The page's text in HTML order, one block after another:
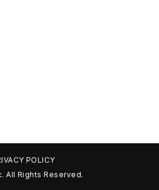
POLICY
All Rights Reserved.